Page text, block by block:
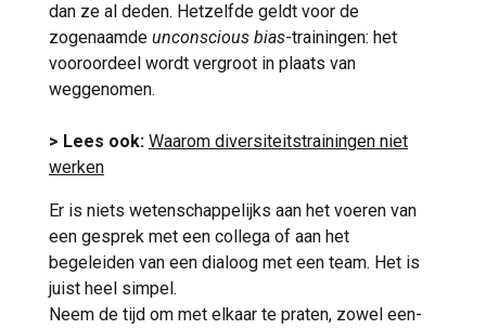
dan ze al deden. Hetzelfde geldt voor de
zogenaamde unconscious bias-trainingen: het
vooroordeel wordt vergroot in plaats van
weggenomen.
> Lees ook: Waarom diversiteitstrainingen niet
werken
Er is niets wetenschappelijks aan het voeren van
een gesprek met een collega of aan het
begeleiden van een dialoog met een team. Het is
juist heel simpel.
Neem de tijd om met elkaar te praten, zowel een-